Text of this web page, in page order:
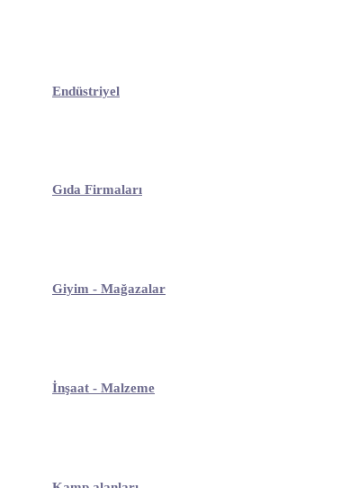
Endüstriyel
Gıda Firmaları
Giyim - Mağazalar
İnşaat - Malzeme